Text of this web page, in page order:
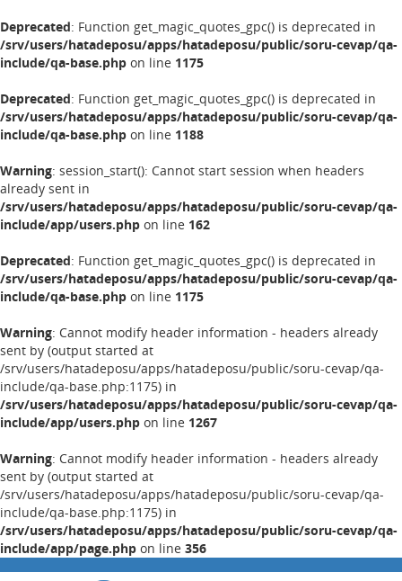
Deprecated: Function get_magic_quotes_gpc() is deprecated in
/srv/users/hatadeposu/apps/hatadeposu/public/soru-cevap/qa-
include/qa-base.php on line 1175
Deprecated: Function get_magic_quotes_gpc() is deprecated in
/srv/users/hatadeposu/apps/hatadeposu/public/soru-cevap/qa-
include/qa-base.php on line 1188
Warning: session_start(): Cannot start session when headers
already sent in
/srv/users/hatadeposu/apps/hatadeposu/public/soru-cevap/qa-
include/app/users.php on line 162
Deprecated: Function get_magic_quotes_gpc() is deprecated in
/srv/users/hatadeposu/apps/hatadeposu/public/soru-cevap/qa-
include/qa-base.php on line 1175
Warning: Cannot modify header information - headers already
sent by (output started at
/srv/users/hatadeposu/apps/hatadeposu/public/soru-cevap/qa-
include/qa-base.php:1175) in
/srv/users/hatadeposu/apps/hatadeposu/public/soru-cevap/qa-
include/app/users.php on line 1267
Warning: Cannot modify header information - headers already
sent by (output started at
/srv/users/hatadeposu/apps/hatadeposu/public/soru-cevap/qa-
include/qa-base.php:1175) in
/srv/users/hatadeposu/apps/hatadeposu/public/soru-cevap/qa-
include/app/page.php on line 356